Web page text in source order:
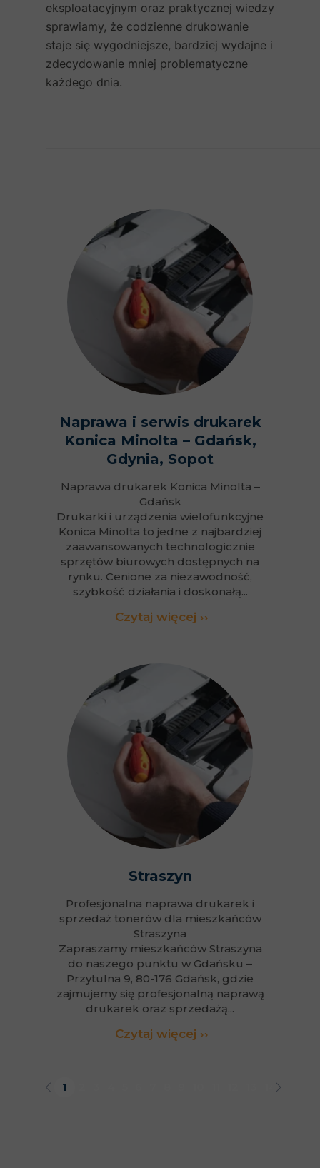
Naprawa i serwis drukarek
Konica Minolta – Gdańsk,
Gdynia, Sopot
Naprawa drukarek Konica Minolta –
Gdańsk
Drukarki i urządzenia wielofunkcyjne
Konica Minolta to jedne z najbardziej
zaawansowanych technologicznie
sprzętów biurowych dostępnych na
rynku. Cenione za niezawodność,
szybkość działania i doskonałą...
Czytaj więcej ››
Straszyn
Profesjonalna naprawa drukarek i
sprzedaż tonerów dla mieszkańców
Straszyna
Zapraszamy mieszkańców Straszyna
do naszego punktu w Gdańsku –
Przytulna 9, 80-176 Gdańsk, gdzie
zajmujemy się profesjonalną naprawą
drukarek oraz sprzedażą...
Czytaj więcej ››
1
eksploatacyjnym oraz praktycznej wiedzy
sprawiamy, że codzienne drukowanie
staje się wygodniejsze, bardziej wydajne i
zdecydowanie mniej problematyczne
każdego dnia.